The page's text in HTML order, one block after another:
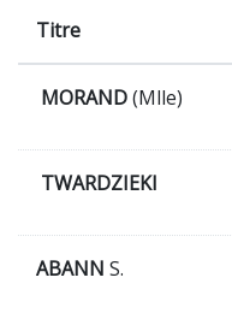
Titre
MORAND(Mlle)
TWARDZIEKI
ABANN S.